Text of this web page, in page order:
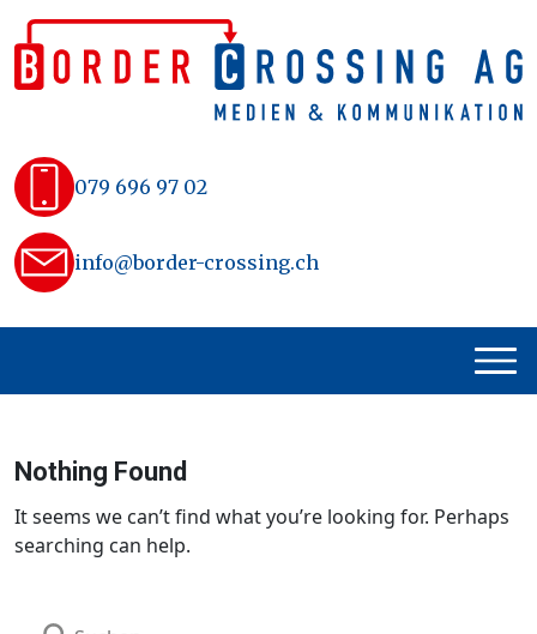
Skip
to
content
079 696 97 02
info@border-crossing.ch
Nothing Found
It seems we can’t find what you’re looking for. Perhaps
searching can help.